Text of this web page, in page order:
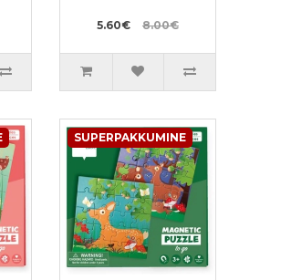
5.60€ 8.00€
SUPERPAKKUMINE